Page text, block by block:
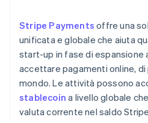
Stripe Payments offre una
unificata e globale che aiuta
start-up in fase di espansione
accettare pagamenti online,
mondo. Le attività possono
stablecoin a livello globale
valuta corrente nel saldo